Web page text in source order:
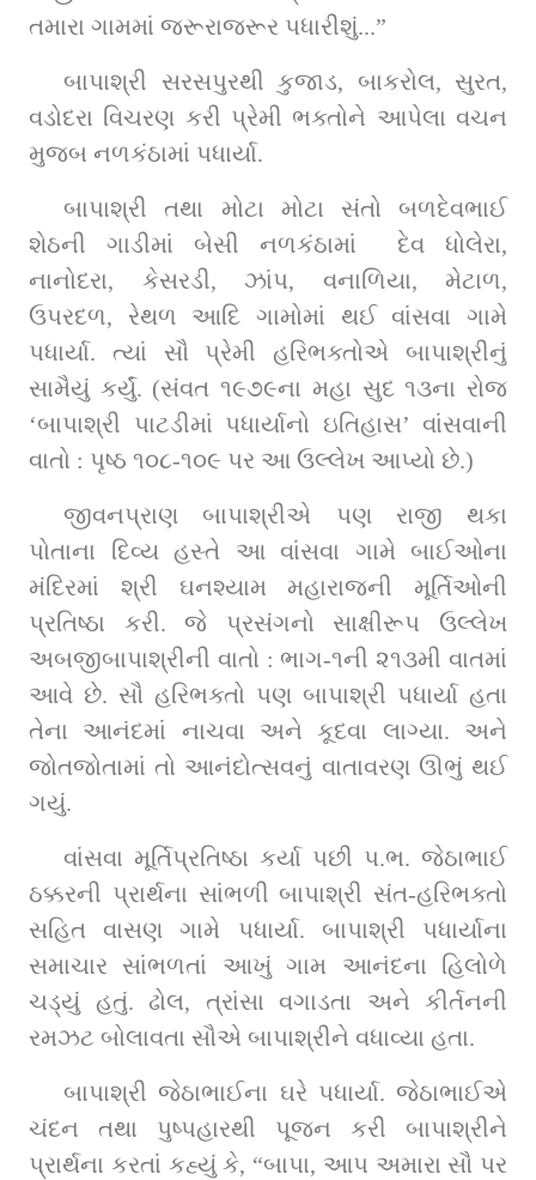
તમારા ગામમાં જરૂરાજરૂર પધારીશું...”
બાપાશ્રી સરસપુરથી કુજાડ, બાકરોલ, સુરત,
વડોદરા વિચરણ કરી પ્રેમી ભક્તોને આપેલા વચન
મુજબ નળકંઠામાં પધાર્યા.
બાપાશ્રી તથા મોટા મોટા સંતો બળદેવભાઈ
શેઠની ગાડીમાં બેસી નળકંઠામાં  દેવ ધોલેરા,
નાનોદરા, કેસરડી, ઝાંપ, વનાળિયા, મેટાળ,
ઉપરદળ, રેથળ આદિ ગામોમાં થઈ વાંસવા ગામે
પધાર્યા. ત્યાં સૌ પ્રેમી હરિભક્તોએ બાપાશ્રીનું
સામૈયું કર્યું. (સંવત ૧૯૭૯ના મહા સુદ ૧૩ના રોજ
‘બાપાશ્રી પાટડીમાં પધાર્યાનો ઇતિહાસ’ વાંસવાની
વાતો : પૃષ્ઠ ૧૦૮-૧૦૯ પર આ ઉલ્લેખ આપ્યો છે.)
જીવનપ્રાણ બાપાશ્રીએ પણ રાજી થકા
પોતાના દિવ્ય હસ્તે આ વાંસવા ગામે બાઈઓના
મંદિરમાં શ્રી ઘનશ્યામ મહારાજની મૂર્તિઓની
પ્રતિષ્ઠા કરી. જે પ્રસંગનો સાક્ષીરૂપ ઉલ્લેખ
અબજીબાપાશ્રીની વાતો : ભાગ-૧ની ૨૧૩મી વાતમાં
આવે છે. સૌ હરિભક્તો પણ બાપાશ્રી પધાર્યા હતા
તેના આનંદમાં નાચવા અને કૂદવા લાગ્યા. અને
જોતજોતામાં તો આનંદોત્સવનું વાતાવરણ ઊભું થઈ
ગયું.
વાંસવા મૂર્તિપ્રતિષ્ઠા કર્યા પછી પ.ભ. જેઠાભાઈ
ઠક્કરની પ્રાર્થના સાંભળી બાપાશ્રી સંત-હરિભક્તો
સહિત વાસણ ગામે પધાર્યા. બાપાશ્રી પધાર્યાના
સમાચાર સાંભળતાં આખું ગામ આનંદના હિલોળે
ચડ્યું હતું. ઢોલ, ત્રાંસા વગાડતા અને કીર્તનની
રમઝટ બોલાવતા સૌએ બાપાશ્રીને વધાવ્યા હતા.
બાપાશ્રી જેઠાભાઈના ઘરે પધાર્યા. જેઠાભાઈએ
ચંદન તથા પુષ્પહારથી પૂજન કરી બાપાશ્રીને
પ્રાર્થના કરતાં કહ્યું કે, “બાપા, આપ અમારા સૌ પર